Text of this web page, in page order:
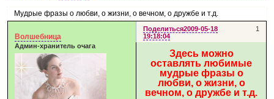
Мудрые фразы о любви, о жизни, о вечном, о дружбе и т.д.
Поделиться 1
2009-05-18
19:18:04
Волшебница
Админ-хранитель очага
Здесь можно
оставлять любимые
мудрые фразы о
любви, о жизни, о
вечном, о дружбе и т.д.